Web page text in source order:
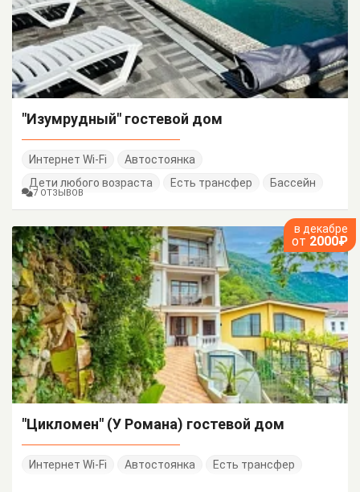
"Изумрудный" гостевой дом
Интернет Wi-Fi
Автостоянка
Дети любого возраста
Есть трансфер Бассейн
7 ОТЗЫВОВ
в декабре
от 2000₽
"Цикломен" (У Романа) гостевой дом
Интернет Wi-Fi Автостоянка Есть трансфер